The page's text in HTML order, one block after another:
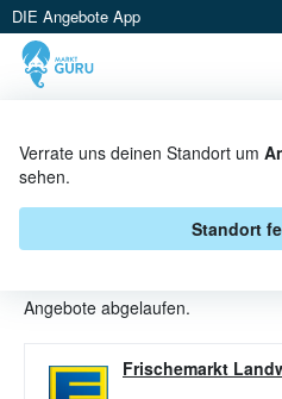
DIE Angebote App
Verrate uns deinen Standort um
sehen.
Standort
BUTTER
BEI EDEKA
Angebote abgelaufen.
Frischemarkt